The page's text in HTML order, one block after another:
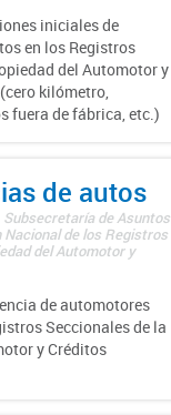
iniciales de
en los Registros
del Automotor y
kilómetro,
fuera de fábrica, etc.)
de autos
de Asuntos
de los Registros
del Automotor y
de automotores
Seccionales de la
y Créditos